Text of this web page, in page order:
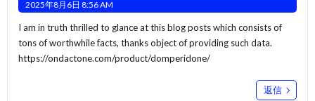
2025年8月6日 8:56 AM
I am in truth thrilled to glance at this blog posts which consists of
tons of worthwhile facts, thanks object of providing such data.
https://ondactone.com/product/domperidone/
返信